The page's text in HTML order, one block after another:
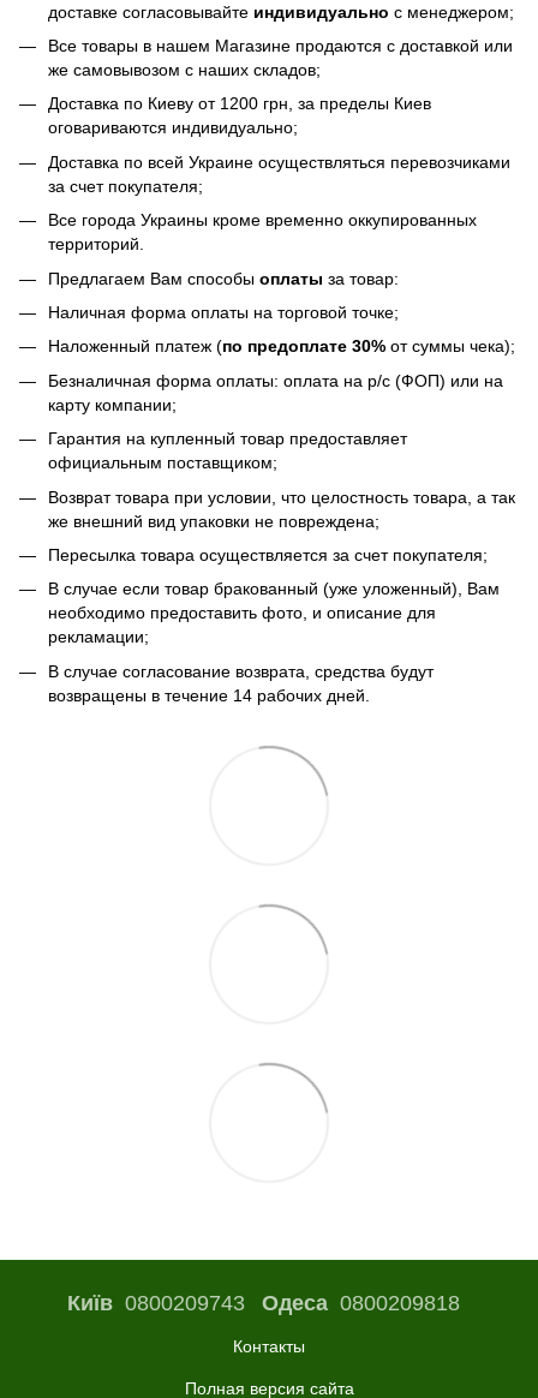
доставке согласовывайте индивидуально с менеджером;
Все товары в нашем Магазине продаются с доставкой или
же самовывозом с наших складов;
Доставка по Киеву от 1200 грн, за пределы Киев
оговариваются индивидуально;
Доставка по всей Украине осуществляться перевозчиками
за счет покупателя;
Все города Украины кроме временно оккупированных
территорий.
Предлагаем Вам способы оплаты за товар:
Наличная форма оплаты на торговой точке;
Наложенный платеж (по предоплате 30% от суммы чека);
Безналичная форма оплаты: оплата на р/с (ФОП) или на
карту компании;
Гарантия на купленный товар предоставляет
официальным поставщиком;
Возврат товара при условии, что целостность товара, а так
же внешний вид упаковки не повреждена;
Пересылка товара осуществляется за счет покупателя;
В случае если товар бракованный (уже уложенный), Вам
необходимо предоставить фото, и описание для
рекламации;
В случае согласование возврата, средства будут
возвращены в течение 14 рабочих дней.
Київ0800209743 Одеса0800209818
Контакты
Полная версия сайта